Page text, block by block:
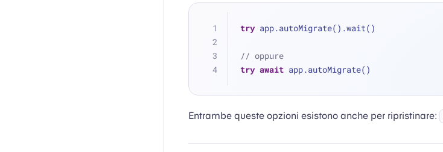
try app.autoMigrate().wait()
// oppure
try await app.autoMigrate()
Entrambe queste opzioni esistono anche per ripristinare: